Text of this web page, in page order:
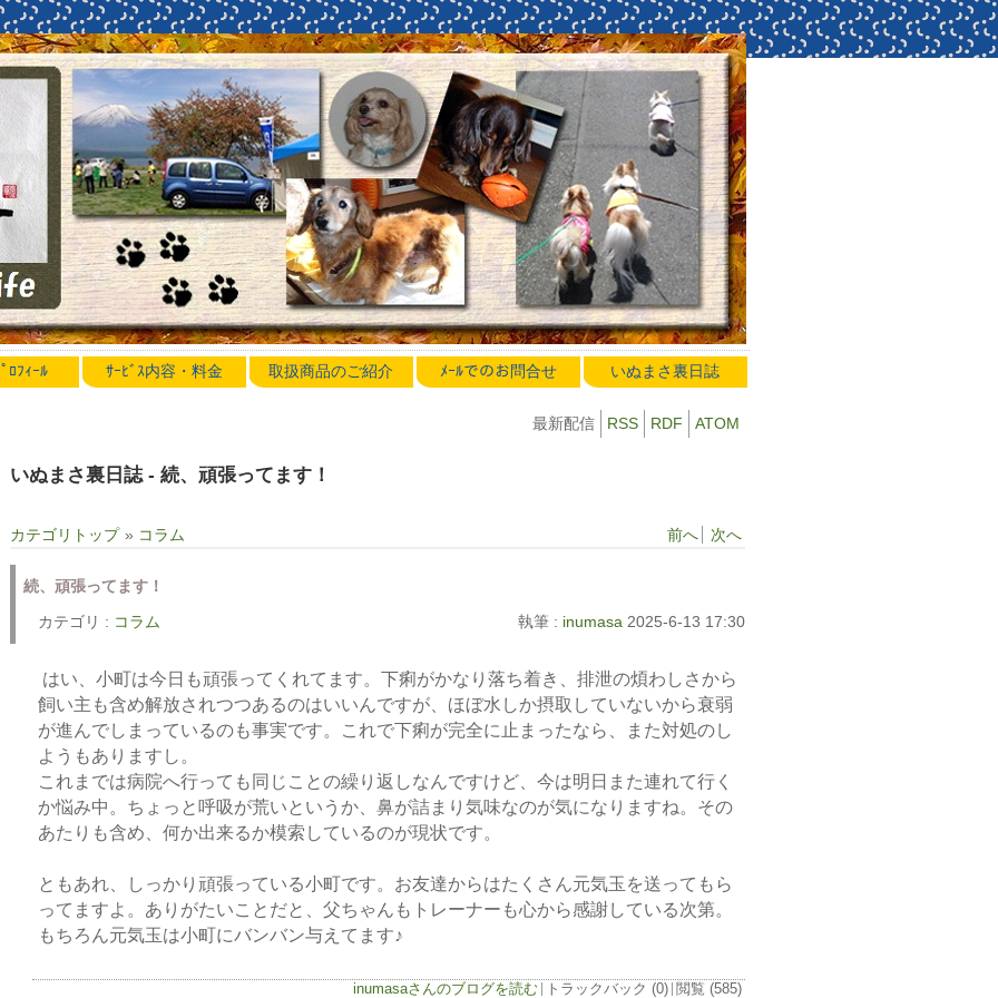
ﾌｨｰﾙ ｻｰﾋﾞｽ内容・料金 取扱商品のご紹介 ﾒｰﾙでのお問合せ いぬまさ裏日誌
最新配信 RSS RDF ATOM
いぬまさ裏日誌 - 続、頑張ってます！
カテゴリトップ » コラム 前へ 次へ
続、頑張ってます！
カテゴリ : コラム 執筆 : inumasa 2025-6-13 17:30
はい、小町は今日も頑張ってくれてます。下痢がかなり落ち着き、排泄の煩わしさから
飼い主も含め解放されつつあるのはいいんですが、ほぼ水しか摂取していないから衰弱
が進んでしまっているのも事実です。これで下痢が完全に止まったなら、また対処のし
ようもありますし。
これまでは病院へ行っても同じことの繰り返しなんですけど、今は明日また連れて行く
か悩み中。ちょっと呼吸が荒いというか、鼻が詰まり気味なのが気になりますね。その
あたりも含め、何か出来るか模索しているのが現状です。
ともあれ、しっかり頑張っている小町です。お友達からはたくさん元気玉を送ってもら
ってますよ。ありがたいことだと、父ちゃんもトレーナーも心から感謝している次第。
もちろん元気玉は小町にバンバン与えてます♪
inumasaさんのブログを読む トラックバック (0) 閲覧 (585)